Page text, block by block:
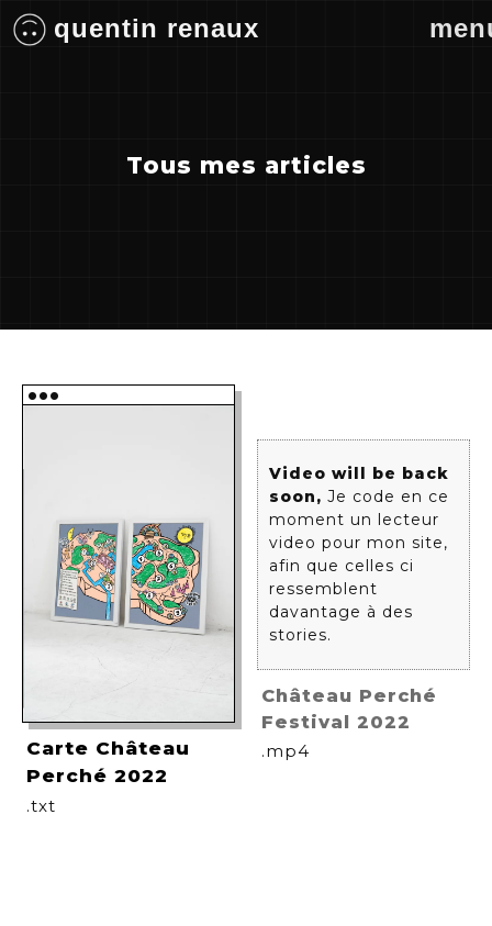
quentin renaux
Tous mes articles
•••
Carte Château
Perché 2022
.txt
Video will be back
soon, Je code en ce
moment un lecteur
video pour mon site,
afin que celles ci
ressemblent
davantage à des
stories.
Château Perché
Festival 2022
.mp4